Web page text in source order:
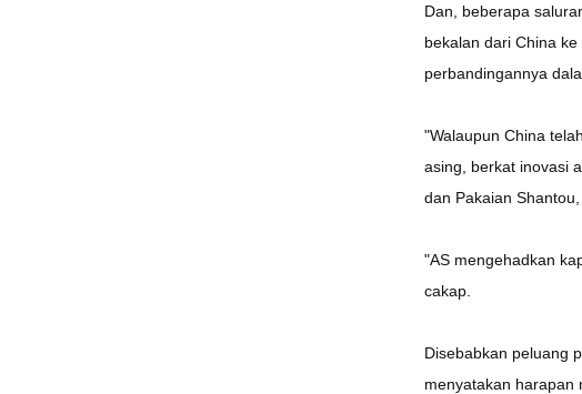
Dan, beberapa
bekalan dari China
perbandingannya
"Walaupun China
asing, berkat inovasi
dan Pakaian
"AS mengehadkan
cakap.
Disebabkan peluang
menyatakan harapan